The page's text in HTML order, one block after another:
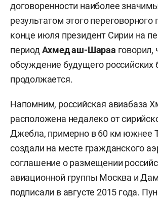
договоренности наиболее
результатом этого переговорного
конце июля президент Сирии на
периодАхмед аш-Шараа говорил,
обсуждение будущего российских
продолжается.
Напомним, российская авиабаза
расположена недалеко от
Джебла, примерно в 60 км южнее
создали на месте гражданского
соглашение о размещении
авиационной группы Москва и
подписали в августе 2015 года.